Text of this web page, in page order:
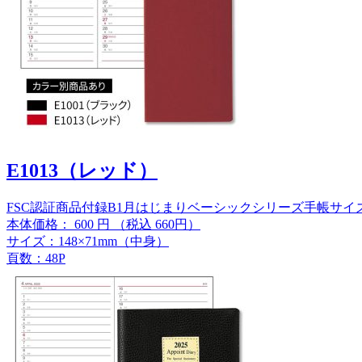
E1013（レッド）
FSC認証商品付録B1月はじまり ベーシックシリーズ手帳サイ
本体価格：
600 円
（税込 660円）
サイズ：148×71mm（中身）
頁数：48P